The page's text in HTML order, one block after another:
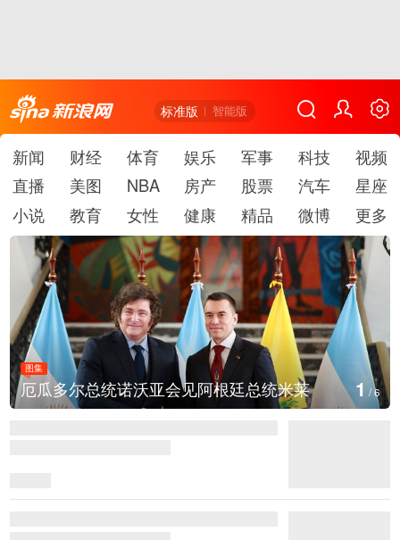
标准版 智能版
新闻 财经 体育 娱乐 军事 科技
视频
直播
美图 NBA 房产 股票 汽车
星座
小说
教育 女性 健康 精品 微博 更多
图集
厄瓜多尔总统诺沃亚会见阿根廷总统米莱 1/6